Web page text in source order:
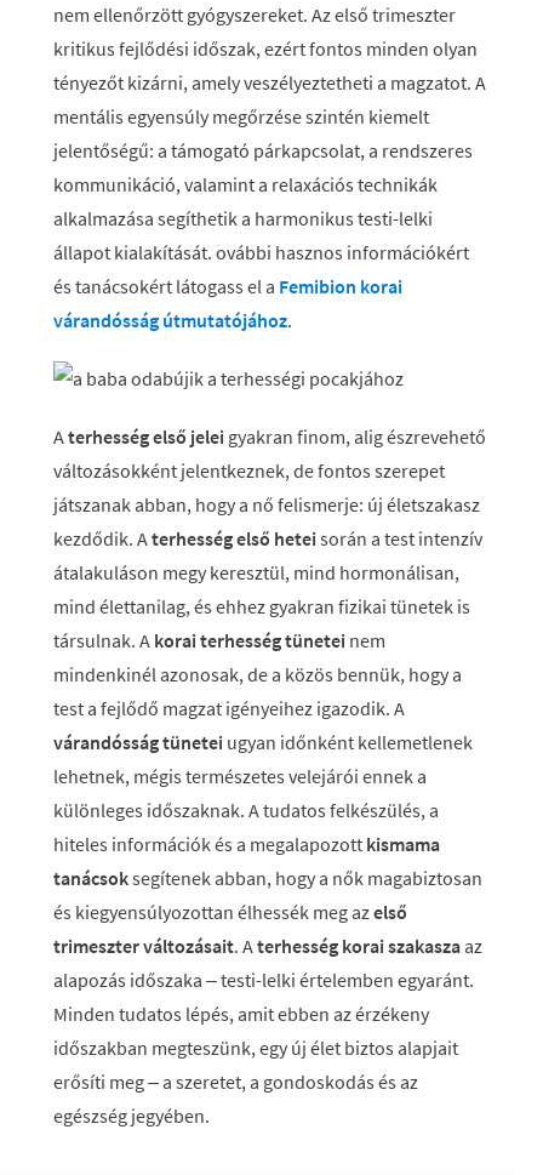
nem ellenőrzött gyógyszereket. Az első trimeszter
kritikus fejlődési időszak, ezért fontos minden olyan
tényezőt kizárni, amely veszélyeztetheti a magzatot. A
mentális egyensúly megőrzése szintén kiemelt
jelentőségű: a támogató párkapcsolat, a rendszeres
kommunikáció, valamint a relaxációs technikák
alkalmazása segíthetik a harmonikus testi-lelki
állapot kialakítását. ovábbi hasznos információkért
és tanácsokért látogass el a Femibion korai
várandósság útmutatójához.
Aterhesség első jelei gyakran finom, alig észrevehető
változásokként jelentkeznek, de fontos szerepet
játszanak abban, hogy a nő felismerje: új életszakasz
kezdődik. Aterhesség első hetei során a test intenzív
átalakuláson megy keresztül, mind hormonálisan,
mind élettanilag, és ehhez gyakran fizikai tünetek is
társulnak. A korai terhesség tünetei nem
mindenkinél azonosak, de a közös bennük, hogy a
test a fejlődő magzat igényeihez igazodik. A
várandósság tünetei ugyan időnként kellemetlenek
lehetnek, mégis természetes velejárói ennek a
különleges időszaknak. A tudatos felkészülés, a
hiteles információk és a megalapozott kismama
tanácsoksegítenek abban, hogy a nők magabiztosan
és kiegyensúlyozottan élhessék meg azelső
trimeszter változásait. Aterhesség korai szakasza az
alapozás időszaka – testi-lelki értelemben egyaránt.
Minden tudatos lépés, amit ebben az érzékeny
időszakban megteszünk, egy új élet biztos alapjait
erősíti meg – a szeretet, a gondoskodás és az
egészség jegyében.